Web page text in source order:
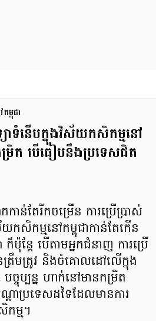
ម្ពុជា
យាទំនើបក្នុងវិស័យកសិកម្មនៅ
រិត បើធៀបនឹងប្រទេសជិត
ាន់តែរីកចម្រើន ការប្រើប្រាស់
យកសិកម្មនៅកម្ពុជាកាន់តែកើន
ប៉ុន្តែ បើតាមអ្នកជំនាញ ការប្រើ
ត្រឹមត្រូវ និងចំគោលដៅលើក្នុង
ចុប្បន្ន ហាក់នៅមានកម្រិត
ប្រទេសដទៃដែលមានការ
ម្ម។